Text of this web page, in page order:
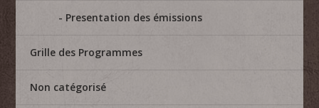
Presentation des émissions
Grille des Programmes
Non catégorisé